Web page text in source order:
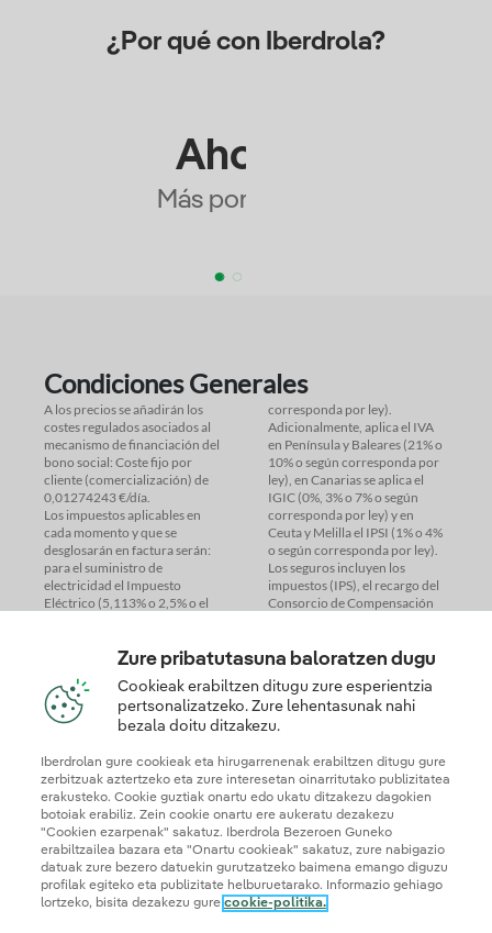
¿Por qué con Iberdrola?
Ahorro
Más por menos
Condiciones Generales
A los precios se añadirán los
costes regulados asociados al
mecanismo de financiación del
bono social: Coste fijo por
cliente (comercialización) de
0,01274243 €/día.
Los impuestos aplicables en
cada momento y que se
desglosarán en factura serán:
para el suministro de
electricidad el Impuesto
Eléctrico (5,113% o 2,5% o el
corresponda por ley) y para el
suministro de gas el impuesto
de hidrocarburos
(0,00234€/kWh o según
corresponda por ley).
Adicionalmente, aplica el IVA
en Península y Baleares (21% o
10% o según corresponda por
ley), en Canarias se aplica el
IGIC (0%, 3% o 7% o según
corresponda por ley) y en
Ceuta y Melilla el IPSI (1% o 4%
o según corresponda por ley).
Los seguros incluyen los
impuestos (IPS), el recargo del
Consorcio de Compensación
sujetos a IVA. (1) Instalando
aerotermia, solar, aire
acondicionado o aislamiento
para viviendas unifamiliares
Condiciones Generales
Condiciones de Contratación
Aislamiento térmico
Zure pribatutasuna baloratzen dugu
Cookieak erabiltzen ditugu zure esperientzia
pertsonalizatzeko. Zure lehentasunak nahi
bezala doitu ditzakezu.
Iberdrolan gure cookieak eta hirugarrenenak erabiltzen ditugu gure
zerbitzuak aztertzeko eta zure interesetan oinarritutako publizitatea
erakusteko. Cookie guztiak onartu edo ukatu ditzakezu dagokien
botoiak erabiliz. Zein cookie onartu ere aukeratu dezakezu
"Cookien ezarpenak" sakatuz. Iberdrola Bezeroen Guneko
erabiltzailea bazara eta "Onartu cookieak" sakatuz, zure nabigazio
datuak zure bezero datuekin gurutzatzeko baimena emango diguzu
profilak egiteko eta publizitate helburuetarako. Informazio gehiago
lortzeko, bisita dezakezu gure cookie-politika.